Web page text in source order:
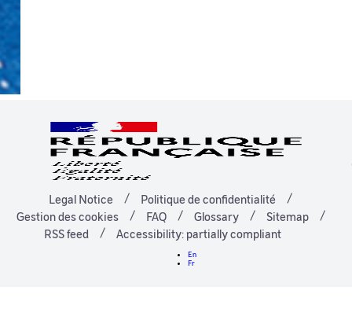
Legal Notice
Politique de confidentialité
Gestion des cookies
FAQ Glossary
Sitemap
RSS feed
Accessibility: partially compliant
En
Fr